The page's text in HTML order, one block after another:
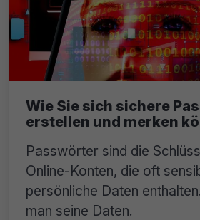
Wie Sie sich sichere
erstellen und merken
Passwörter sind die
Online-Konten, die oft
persönliche Daten
man seine Daten.